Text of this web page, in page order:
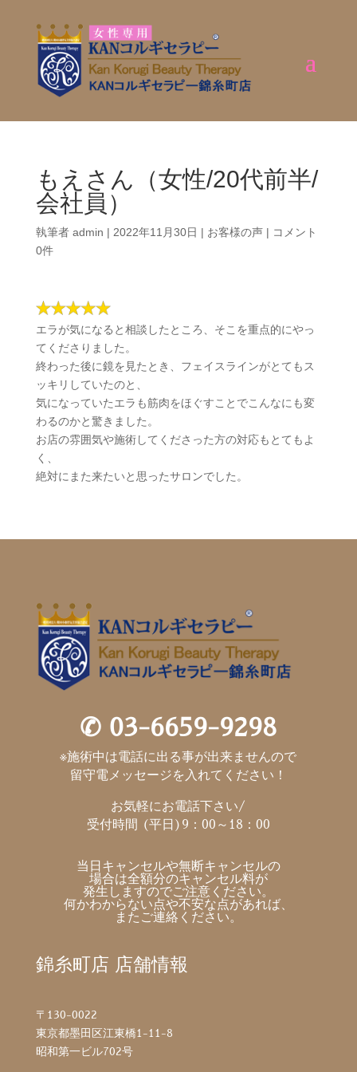
もえさん（女性/20代前半/
会社員）
執筆者 admin | 2022年11月30日 | お客様の声| コメント
0件
エラが気になると相談したところ、そこを重点的にやっ
てくださりました。
終わった後に鏡を見たとき、フェイスラインがとてもス
ッキリしていたのと、
気になっていたエラも筋肉をほぐすことでこんなにも変
わるのかと驚きました。
お店の雰囲気や施術してくださった方の対応もとてもよ
く、
絶対にまた来たいと思ったサロンでした。
✆ 03-6659-9298
※施術中は電話に出る事が出来ませんので
留守電メッセージを入れてください！
お気軽にお電話下さい/
受付時間 (平日)9：00～18：00
当日キャンセルや無断キャンセルの
場合は全額分のキャンセル料が
発生しますのでご注意ください。
何かわからない点や不安な点があれば、
またご連絡ください。
錦糸町店 店舗情報
〒130-0022
東京都墨田区江東橋1-11-8
昭和第一ビル702号